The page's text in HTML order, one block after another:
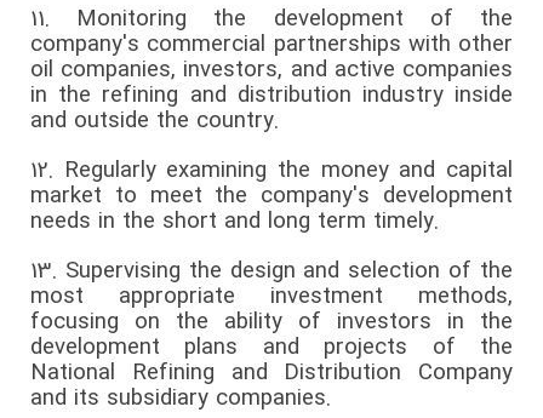
11. Monitoring the development of the
company's commercial partnerships with other
oil companies, investors, and active companies
in the refining and distribution industry inside
and outside the country.
12. Regularly examining the money and capital
market to meet the company's development
needs in the short and long term timely.
13. Supervising the design and selection of the
most appropriate investment methods,
focusing on the ability of investors in the
development plans and projects of the
National Refining and Distribution Company
and its subsidiary companies.